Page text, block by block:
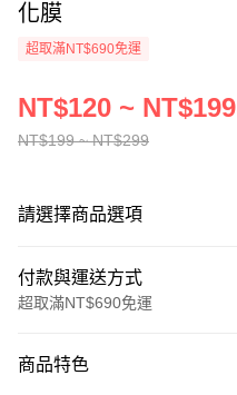
化膜
超取滿NT$690免運
NT$199 ~ NT$299
NT$120 ~ NT$199
請選擇商品選項
付款與運送方式
超取滿NT$690免運
信用卡一次付款
商品特色